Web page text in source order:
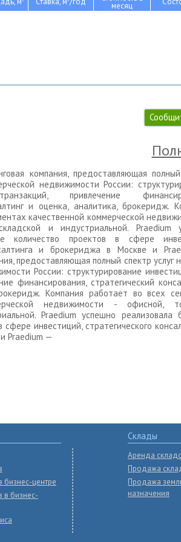
месяц
компания, предоставляющая
недвижимости России:
привлечение
и оценка, аналитика, брокеридж.
качественной коммерческой
и индустриальной. Praedium
количество проектов в сфере
и брокериджа в Москве и
предоставляющая полный спектр услуг
России: структурирование
финансирования, стратегический
Компания работает во всех
недвижимости - офисной,
Praedium успешно реализовала
сфере инвестиций, стратегического
Praedium —
центре
бизнес-
Склады
Аренда
Продажа
Продажа
назначения